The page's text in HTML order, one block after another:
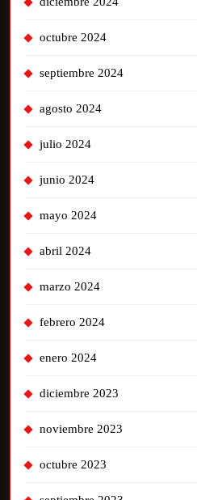
octubre 2024
septiembre 2024
agosto 2024
julio 2024
junio 2024
mayo 2024
abril 2024
marzo 2024
febrero 2024
enero 2024
diciembre 2023
noviembre 2023
octubre 2023